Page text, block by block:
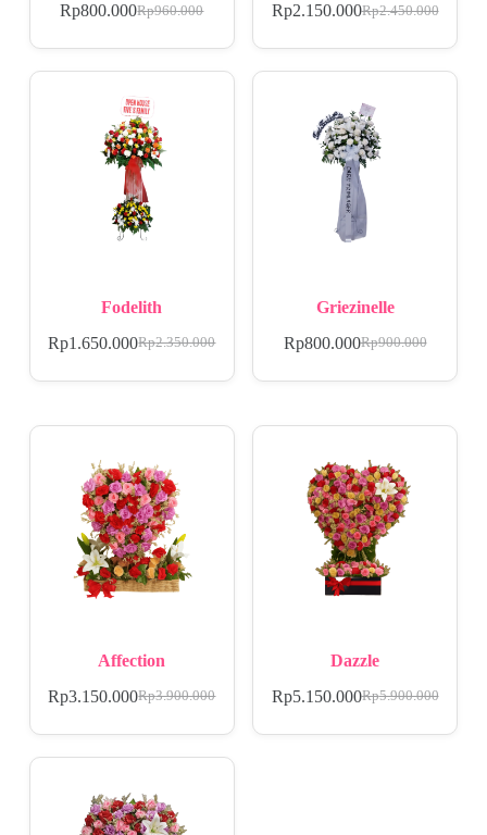
Rp960.000
Rp800.000 Rp2.450.000
Rp2.150.000
Fodelith
Rp2.350.000
Rp1.650.000
Griezinelle
Rp900.000
Rp800.000
Affection
Rp3.900.000
Rp3.150.000
Dazzle
Rp5.900.000
Rp5.150.000